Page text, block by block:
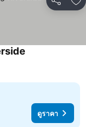
แชร์ เ
ดูราคา